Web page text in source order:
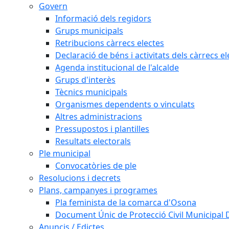
Govern
Informació dels regidors
Grups municipals
Retribucions càrrecs electes
Declaració de béns i activitats dels càrrecs
Agenda institucional de l'alcalde
Grups d'interès
Tècnics municipals
Organismes dependents o vinculats
Altres administracions
Pressupostos i plantilles
Resultats electorals
Ple municipal
Convocatòries de ple
Resolucions i decrets
Plans, campanyes i programes
Pla feminista de la comarca d'Osona
Document Únic de Protecció Civil Municipal